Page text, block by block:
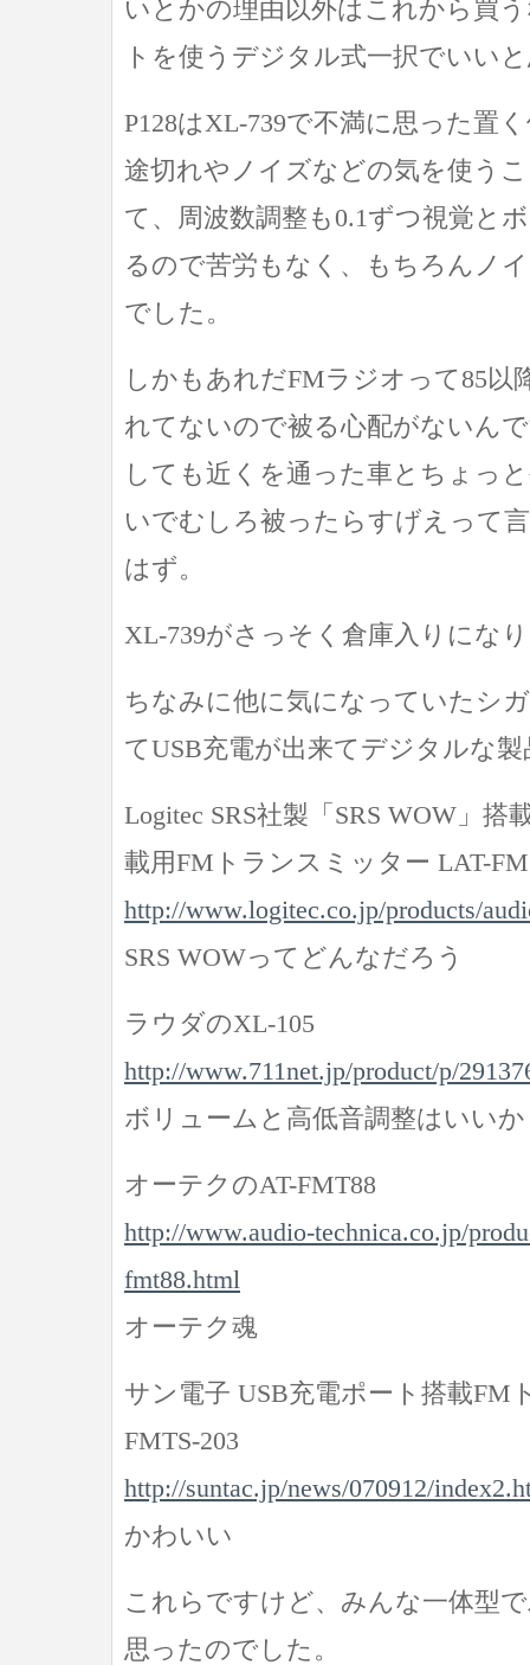
いとかの理由以外はこれから買
トを使うデジタル式一択でいい
P128はXL-739で不満に思った置
途切れやノイズなどの気を使う
て、周波数調整も0.1ずつ視覚と
るので苦労もなく、もちろんノ
でした。
しかもあれだFMラジオって85以
れてないので被る心配がないん
しても近くを通った車とちょっ
いでむしろ被ったらすげえって
はず。
XL-739がさっそく倉庫入りにな
ちなみに他に気になっていたシ
てUSB充電が出来てデジタルな製
Logitec SRS社製「SRS WOW」搭
載用FMトランスミッター LAT-
http://www.logitec.co.jp/products/
SRS WOWってどんなだろう
ラウダのXL-105
http://www.711net.jp/product/p/
ボリュームと高低音調整はいい
オーテクのAT-FMT88
http://www.audio-technica.co.jp/
fmt88.html
オーテク魂
サン電子 USB充電ポート搭載FM
FMTS-203
http://suntac.jp/news/070912/
かわいい
これらですけど、みんな一体型
思ったのでした。